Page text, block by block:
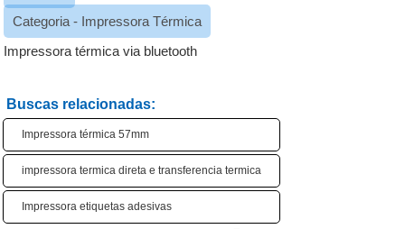
Categoria - Impressora Térmica
Impressora térmica via bluetooth
Buscas relacionadas:
Impressora térmica 57mm
impressora termica direta e transferencia termica
Impressora etiquetas adesivas